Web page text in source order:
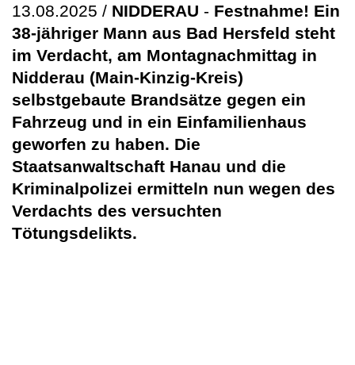
13.08.2025 / NIDDERAU - Festnahme! Ein
38-jähriger Mann aus Bad Hersfeld steht
im Verdacht, am Montagnachmittag in
Nidderau (Main-Kinzig-Kreis)
selbstgebaute Brandsätze gegen ein
Fahrzeug und in ein Einfamilienhaus
geworfen zu haben. Die
Staatsanwaltschaft Hanau und die
Kriminalpolizei ermitteln nun wegen des
Verdachts des versuchten
Tötungsdelikts.